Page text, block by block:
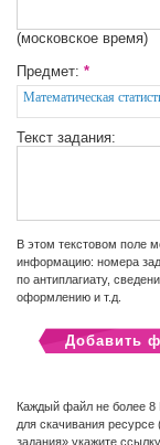
(московское время)
Предмет: *
Математическая
Текст задания:
В этом текстовом поле
информацию: номера
по антиплагиату,
оформлению и т.д.
Добавить
Каждый файл не более
для скачивания ресурсе
задания» укажите ссылку.